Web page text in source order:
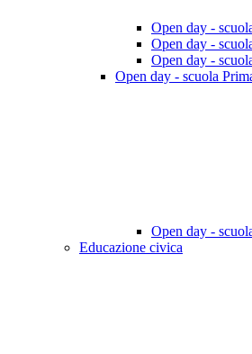
Open day -
Open day -
Open day -
Open day - scuola
Open day -
Educazione civica